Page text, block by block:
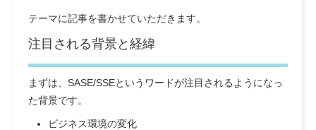
テーマに記事を書かせていただきます。
注目される背景と経緯
まずは、SASE/SSEというワードが注目されるようになっ
た背景です。
ビジネス環境の変化